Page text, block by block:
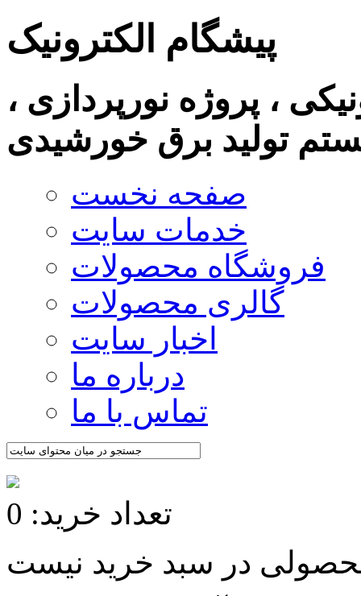
پیشگام الکترونیک
، پروژه نورپردازی ،
تولید برق خورشیدی
صفحه نخست
خدمات سایت
فروشگاه محصولات
گالری محصولات
اخبار سایت
درباره ما
تماس با ما
تعداد خرید: 0